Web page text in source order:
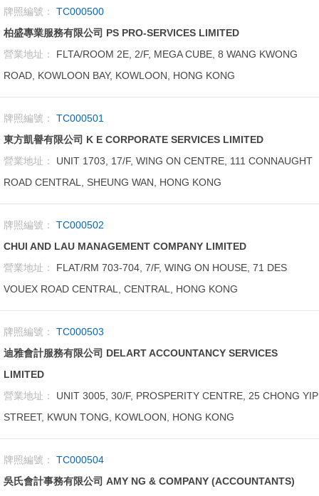
牌照編號：
TC000500
柏盛專業服務有限公司 PS PRO-SERVICES LIMITED
營業地址：
FLTA/ROOM 2E, 2/F, MEGA CUBE, 8 WANG KWONG
ROAD, KOWLOON BAY, KOWLOON, HONG KONG
牌照編號：
TC000501
東方凱譽有限公司 K E CORPORATE SERVICES LIMITED
營業地址：
UNIT 1703, 17/F, WING ON CENTRE, 111 CONNAUGHT
ROAD CENTRAL, SHEUNG WAN, HONG KONG
牌照編號：
TC000502
CHUI AND LAU MANAGEMENT COMPANY LIMITED
營業地址：
FLAT/RM 703-704, 7/F, WING ON HOUSE, 71 DES
VOUEX ROAD CENTRAL, CENTRAL, HONG KONG
牌照編號：
TC000503
迪雅會計服務有限公司 DELART ACCOUNTANCY SERVICES
LIMITED
營業地址：
UNIT 3005, 30/F, PROSPERITY CENTRE, 25 CHONG YIP
STREET, KWUN TONG, KOWLOON, HONG KONG
牌照編號：
TC000504
吳氏會計事務有限公司 AMY NG & COMPANY (ACCOUNTANTS)